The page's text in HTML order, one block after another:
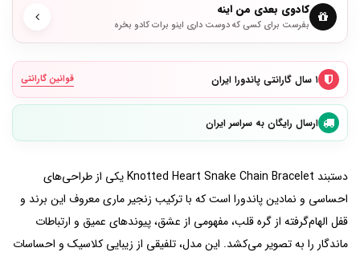
کادوی بعدی من اینه
بفرست برای کسی که دوست داری اینو برات کادو بخره
۱ سال گارانتی پاندورا ایران قوانین گارانتی
ارسال رایگان به سراسر ایران
دستبند Knotted Heart Snake Chain Bracelet یکی از طراحی‌های
احساسی و نمادین پاندورا است که با ترکیب زنجیر ماری معروف این برند و
قفل الهام‌گرفته از گره قلب، مفهومی از عشق، پیوندهای عمیق و ارتباطات
ماندگار را به تصویر می‌کشد. این مدل، تلفیقی از زیبایی کلاسیک و احساسات